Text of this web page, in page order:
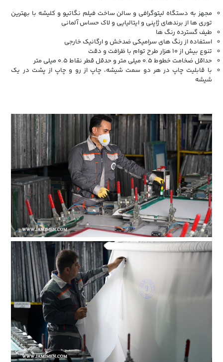
مجهز به دستگاه لیتوگرافی و سالن ساخت فیلم نگاتیو و کلیشه با بهترین
توری ها از برندهای ژاپنی و ایتالیایی و لاک حساس آلمانی
طیف گسترده رنگ ها
استفاده از رنگ های سرامیکی ضدخش و ارگانیک خارجی
تنوع بیش از 10 هزار طرح توام با ظرافت و دقت
حداقل ضخامت خطوط 0.5 میلی متر و حدقل قطر نقاط 0.5 میلی متر
با قابلیت چاپ در هر دو سمت شیشه، چاپ از رو و چاپ از پشت در یک
شیشه